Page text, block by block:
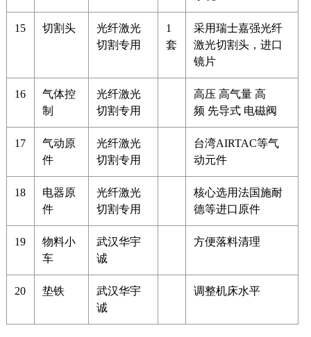
15 切割头
光纤激光
切割专用
1
套
采用瑞士嘉强光纤
激光切割头，进口
镜片
16
气体控
制
光纤激光
切割专用
高压 高气量 高
频 先导式 电磁阀
17
气动原
件
光纤激光
切割专用
台湾AIRTAC等气
动元件
18
电器原
件
光纤激光
切割专用
核心选用法国施耐
德等进口原件
19
物料小
车
武汉华宇
诚
方便落料清理
20 垫铁
武汉华宇
诚
调整机床水平